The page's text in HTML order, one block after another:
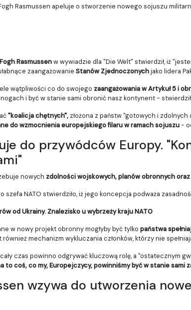
Rasmussen apeluje o stworzenie nowego sojuszu
Rasmussenw wywiadzie dla "Die Welt" stwierdził, iż
zaangażowanie Stanów Zjednoczonychjako lidera
wątpliwości co do swojego zaangażowania w Artykuł 5 i
i być w stanie sami obronić nasz kontynent -
"koalicja chętnych", złożona z państw "gotowych i
do wzmocnienia europejskiego filaru w ramach sojuszu -
do przywódców Europy.
nowych zdolności wojskowych, planów obronnych
szefa NATO stwierdziło, iż jego koncepcja podważa
od Ukrainy. Znalezisko u wybrzeży kraju NATO
w nowy projekt obronny mogłyby być tylko państwa
mechanizm wykluczania członków, którzy nie
czas powinno odgrywać kluczową rolę, a "ostatecznym
to coś, co my, Europejczycy, powinniśmy być w stanie sami
wzywa do utworzenia